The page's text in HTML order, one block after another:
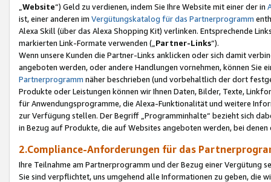
Website“) Geld zu verdienen, indem Sie Ihre Website mit einer der in
ist, einer anderen im Vergütungskatalog für das Partnerprogramm
Alexa Skill (über das Alexa Shopping Kit) verlinken. Entsprechende
markierten Link-Formate verwenden („ Partner-Links“).
Wenn unsere Kunden die Partner-Links anklicken oder sich damit
angeboten werden, oder andere Handlungen vornehmen, können Sie
Partnerprogramm näher beschrieben (und vorbehaltlich der dort
Produkte oder Leistungen können wir Ihnen Daten, Bilder, Texte,
für Anwendungsprogramme, die Alexa-Funktionalität und weitere
zur Verfügung stellen. Der Begriff „Programminhalte“ bezieht sich
in Bezug auf Produkte, die auf Websites angeboten werden, bei
2.Compliance-Anforderungen für das
Ihre Teilnahme am Partnerprogramm und der Bezug einer Vergütung
Sie sind verpflichtet, uns umgehend alle Informationen zu geben, die